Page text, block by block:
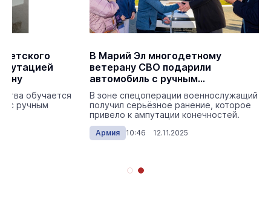
обучается
с ручным
В Марий Эл многодетному
ветерану СВО подарили
автомобиль с ручным
управлением
В зоне спецоперации военнослужащий
получил серьёзное ранение, которое
привело к ампутации конечностей.
Армия 10:46 12.11.2025